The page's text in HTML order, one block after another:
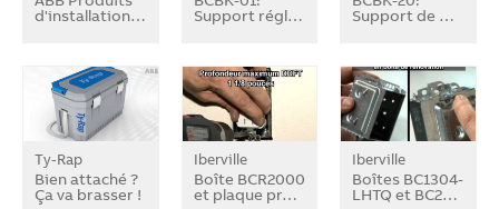
d'installation… Support régl… Support de …
Ty-Rap
Bien attaché ?
Ça va brasser !
Iberville
Boîte BCR2000
et plaque pr…
Iberville
Boîtes BC1304-
LHTQ et BC2…